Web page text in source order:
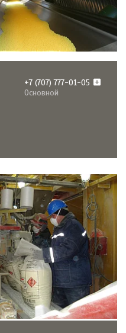
+7 (707) 777-01-05
Основной